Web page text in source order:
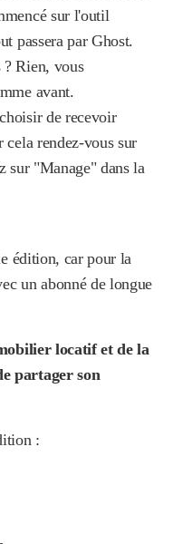
sur l'outil
passera par Ghost.
? Rien, vous
avant.
de recevoir
rendez-vous sur
sur "Manage" dans la
édition, car pour la
un abonné de longue
locatif et de la
partager son
: